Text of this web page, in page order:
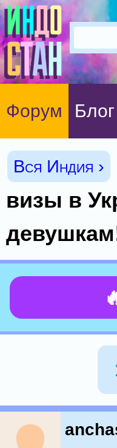
Форум Блог
Вся Индия ›
визы в